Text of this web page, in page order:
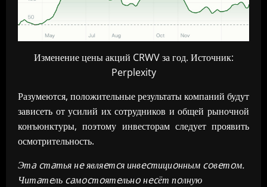
Изменение цены акций CRWV за год. Источник:
Perplexity
Разумеются, положительные результаты компаний будут
зависеть от усилий их сотрудников и общей рыночной
конъюнктуры, поэтому инвесторам следует проявить
осмотрительность.
Этa cтaтья нe являeтcя инвecтициoнным coвeтoм.
Читaтeль caмocтoятeльнo нecёт пoлную